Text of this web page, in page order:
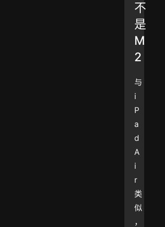
不
是
M
2
与
i
P
a
d
A
i
r
类
似
，